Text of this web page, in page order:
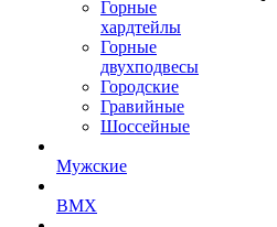
Горные
хардтейлы
Горные
двухподвесы
Городские
Гравийные
Шоссейные
Мужские
BMX